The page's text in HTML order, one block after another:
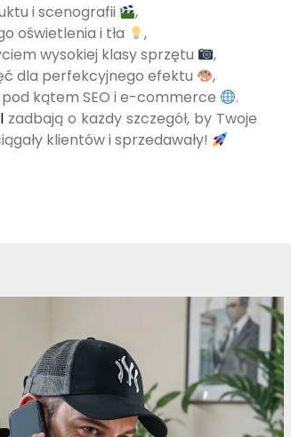
i scenografii
,
oświetlenia i tła
,
wysokiej klasy sprzętu
,
dla perfekcyjnego efektu
,
kątem SEO i e-commerce
.
zadbają o każdy szczegół, by Twoje
klientów i sprzedawały!